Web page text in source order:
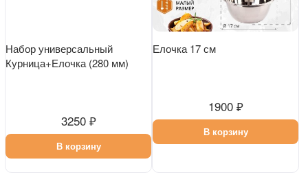
Набор универсальный
Курница+Елочка (280 мм)
3250 ₽
В корзину
Елочка 17 см
1900 ₽
В корзину